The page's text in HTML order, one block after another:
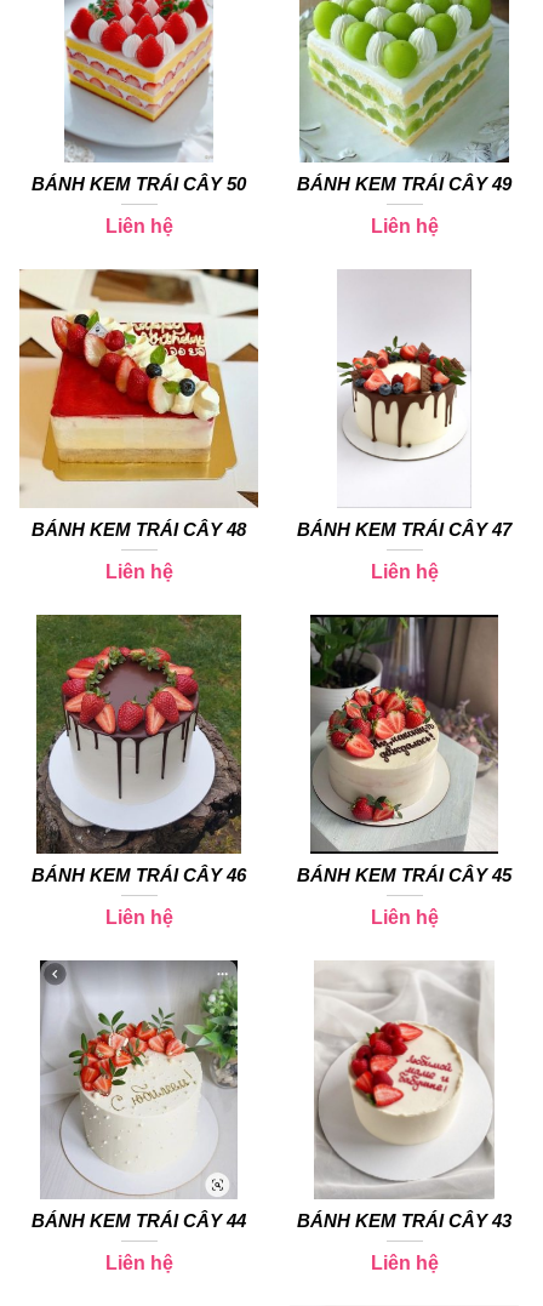
BÁNH KEM TRÁI CÂY 50
Liên hệ
BÁNH KEM TRÁI CÂY 49
Liên hệ
BÁNH KEM TRÁI CÂY 48
Liên hệ
BÁNH KEM TRÁI CÂY 47
Liên hệ
BÁNH KEM TRÁI CÂY 46
Liên hệ
BÁNH KEM TRÁI CÂY 45
Liên hệ
BÁNH KEM TRÁI CÂY 44
Liên hệ
BÁNH KEM TRÁI CÂY 43
Liên hệ